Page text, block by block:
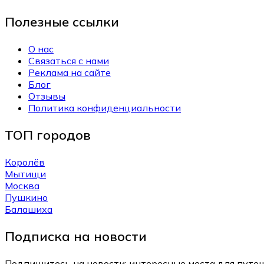
Полезные ссылки
О нас
Связаться с нами
Реклама на сайте
Блог
Отзывы
Политика конфиденциальности
ТОП городов
Королёв
Мытищи
Москва
Пушкино
Балашиха
Подписка на новости